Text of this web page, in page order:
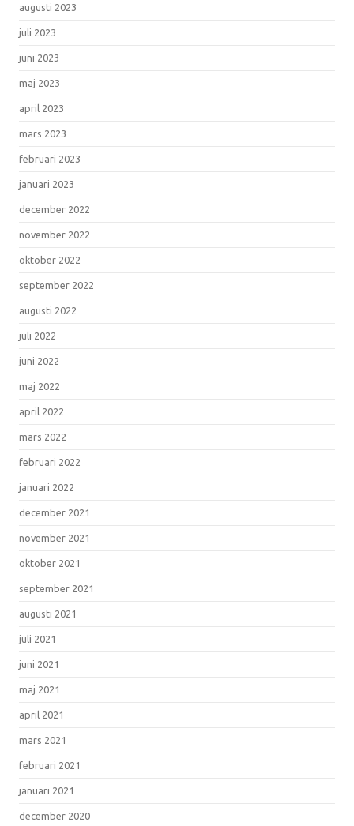
augusti 2023
juli 2023
juni 2023
maj 2023
april 2023
mars 2023
februari 2023
januari 2023
december 2022
november 2022
oktober 2022
september 2022
augusti 2022
juli 2022
juni 2022
maj 2022
april 2022
mars 2022
februari 2022
januari 2022
december 2021
november 2021
oktober 2021
september 2021
augusti 2021
juli 2021
juni 2021
maj 2021
april 2021
mars 2021
februari 2021
januari 2021
december 2020